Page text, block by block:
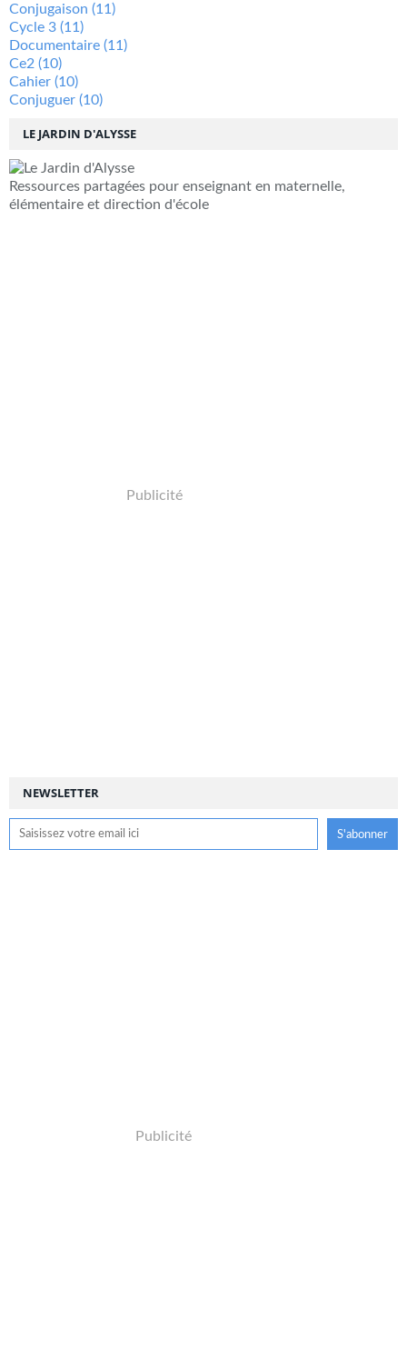
NEWSLETTER
LE JARDIN D'ALYSSE
Ressources partagées pour enseignant en maternelle,
élémentaire et direction d'école
Publicité
Conjugaison (11)
Cycle 3 (11)
Documentaire (11)
Ce2 (10)
Cahier (10)
Conjuguer (10)
Publicité